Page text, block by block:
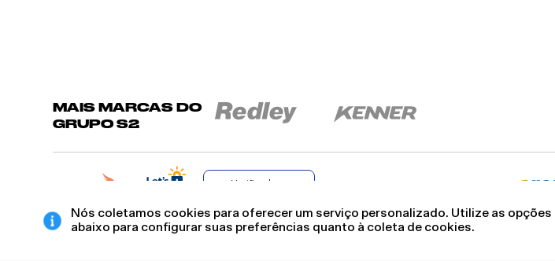
Nós coletamos cookies para oferecer um serviço personalizado. Utilize as opções
abaixo para configurar suas preferências quanto à coleta de cookies.
MAIS MARCAS DO
GRUPO S2
Verificada por